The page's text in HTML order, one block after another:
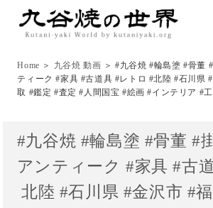
Home ＞ 九谷焼 動画 ＞ #九谷焼 #輪島塗 #骨董
ティーク #家具 #古道具 #レトロ #北陸 #石川県
取 #鑑定 #査定 #人間国宝 #絵画 #インテリア #
#九谷焼 #輪島塗 #骨董 #
アンティーク #家具 #古
北陸 #石川県 #金沢市 #